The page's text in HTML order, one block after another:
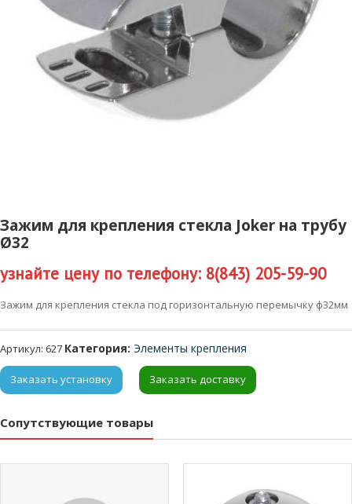
Зажим для крепления стекла Joker на трубу
Ø32
узнайте цену по телефону: 8(843) 205-59-90
Зажим для крепления стекла под горизонтальную перемычку ф32мм
Артикул: 627 Категория: Элементы крепления
Заказать установку Заказать доставку
Сопутствующие товары